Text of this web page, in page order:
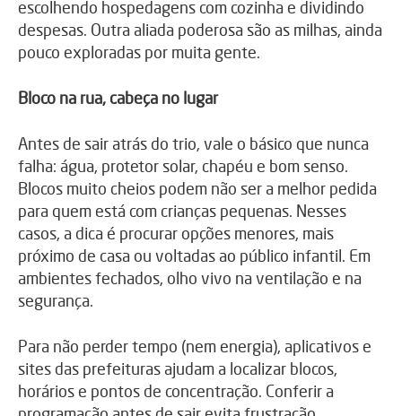
escolhendo hospedagens com cozinha e dividindo
despesas. Outra aliada poderosa são as milhas, ainda
pouco exploradas por muita gente.
Bloco na rua, cabeça no lugar
Antes de sair atrás do trio, vale o básico que nunca
falha: água, protetor solar, chapéu e bom senso.
Blocos muito cheios podem não ser a melhor pedida
para quem está com crianças pequenas. Nesses
casos, a dica é procurar opções menores, mais
próximo de casa ou voltadas ao público infantil. Em
ambientes fechados, olho vivo na ventilação e na
segurança.
Para não perder tempo (nem energia), aplicativos e
sites das prefeituras ajudam a localizar blocos,
horários e pontos de concentração. Conferir a